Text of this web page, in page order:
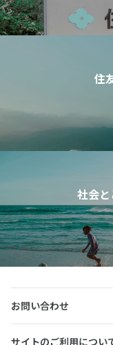
住
社会
お問い合わせ
サイトのご利用につい